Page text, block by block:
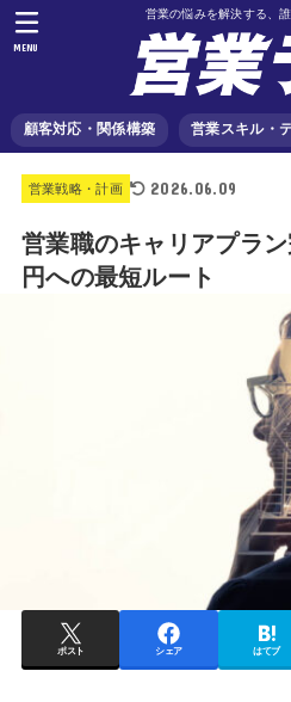
営業の悩みを解決する、
顧客対応・関係構築 営業スキル・
MENU
営業戦略・計画 2026.06.09
営業職のキャリアプラ
円への最短ルート
ポスト シェア はてブ